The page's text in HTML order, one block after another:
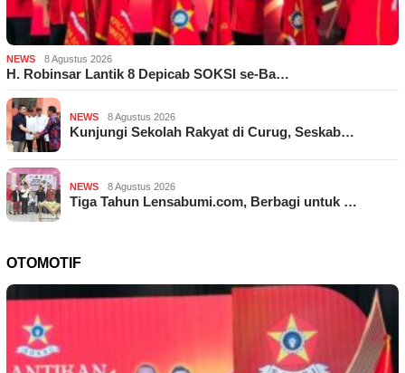
NEWS 8 Agustus 2026
H. Robinsar Lantik 8 Depicab SOKSI se-Ba…
NEWS 8 Agustus 2026
Kunjungi Sekolah Rakyat di Curug, Seskab…
NEWS 8 Agustus 2026
Tiga Tahun Lensabumi.com, Berbagi untuk …
OTOMOTIF